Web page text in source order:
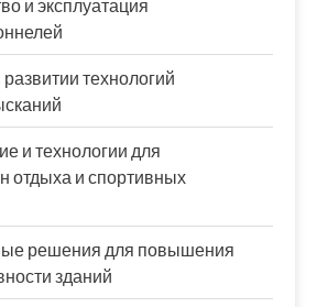
и эксплуатация
технологий
и технологии для
отдыха и спортивных
решения для повышения
зданий